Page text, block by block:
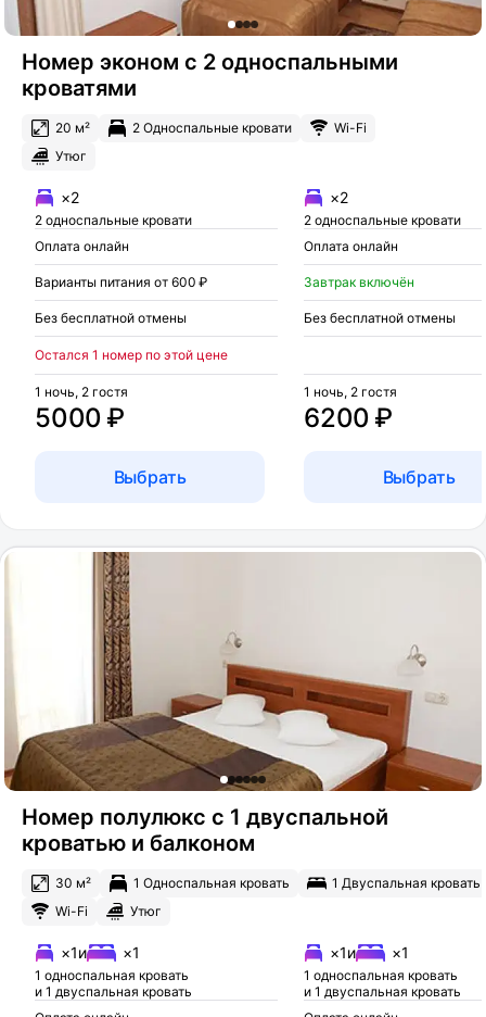
Номер эконом с 2 односпальными
кроватями
20 м² 2 Односпальные кровати
Wi-Fi
Утюг
×2
2 односпальные кровати
Оплата онлайн
Варианты питания от 600 ₽
Без бесплатной отмены
Остался 1 номер по этой цене
5000 ₽
1 ночь, 2 гостя
Выбрать
×2
2 односпальные кровати
Оплата онлайн
Завтрак включён
Без бесплатной отмены
6200 ₽
1 ночь, 2 гостя
Выбрать
Номер полулюкс с 1 двуспальной
кроватью и балконом
30 м² 1 Односпальная кровать
1 Двуспальная кровать
Wi-Fi
Утюг
×1и ×1
1 односпальная кровать
и 1 двуспальная кровать
×1и ×1
1 односпальная кровать
и 1 двуспальная кровать